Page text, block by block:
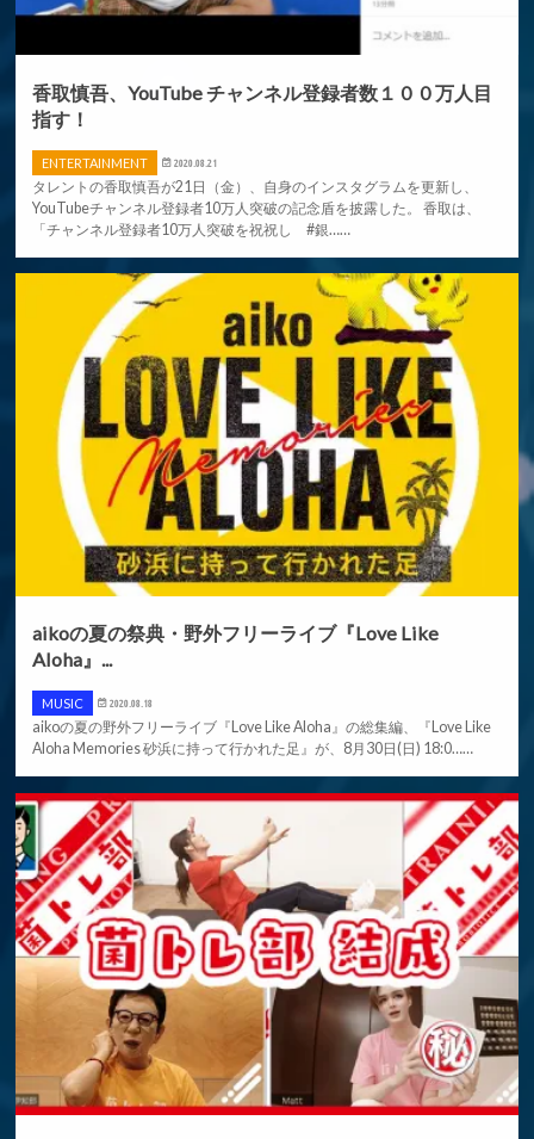
香取慎吾、YouTube チャンネル登録者数１００万人目
指す！
ENTERTAINMENT 2020.08.21
タレントの香取慎吾が21日（金）、自身のインスタグラムを更新し、
YouTubeチャンネル登録者10万人突破の記念盾を披露した。 香取は、
「チャンネル登録者10万人突破を祝祝し #銀……
aikoの夏の祭典・野外フリーライブ『Love Like
Aloha』...
MUSIC 2020.08.18
aikoの夏の野外フリーライブ『Love Like Aloha』の総集編、『Love Like
Aloha Memories 砂浜に持って行かれた足』が、8月30日(日) 18:0……